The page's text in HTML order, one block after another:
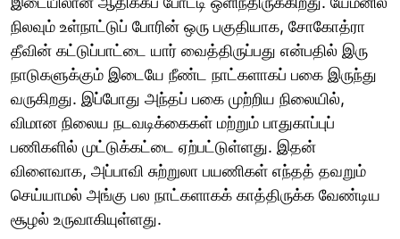
நிலவும் உள்நாட்டுப் போரின் ஒரு பகுதியாக, சோகோத்ரா
தீவின் கட்டுப்பாட்டை யார் வைத்திருப்பது என்பதில் இரு
நாடுகளுக்கும் இடையே நீண்ட நாட்களாகப் பகை இருந்து
வருகிறது. இப்போது அந்தப் பகை முற்றிய நிலையில்,
விமான நிலைய நடவடிக்கைகள் மற்றும் பாதுகாப்புப்
பணிகளில் முட்டுக்கட்டை ஏற்பட்டுள்ளது. இதன்
விளைவாக, அப்பாவி சுற்றுலா பயணிகள் எந்தத் தவறும்
செய்யாமல் அங்கு பல நாட்களாகக் காத்திருக்க வேண்டிய
சூழல் உருவாகியுள்ளது.